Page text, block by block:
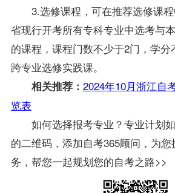
3.选修课程，可在推荐选修课
省现行开考所有专科专业中选考与
的课程，课程门数不少于2门，学
跨专业选修实践课。
相关推荐： 2024年10月浙江自
览表
如何选择报考专业？专业计划
的二维码，添加自考365顾问，为
务，帮您一起规划您的自考之路>>